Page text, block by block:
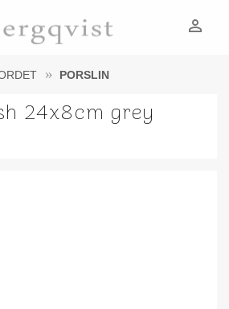
person_outline
PORSLIN
24x8cm grey